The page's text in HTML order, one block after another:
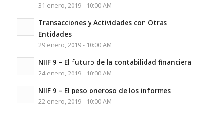
31 enero, 2019 - 10:00 AM
Transacciones y Actividades con Otras
Entidades
29 enero, 2019 - 10:00 AM
NIIF 9 – El futuro de la contabilidad financiera
24 enero, 2019 - 10:00 AM
NIIF 9 – El peso oneroso de los informes
22 enero, 2019 - 10:00 AM